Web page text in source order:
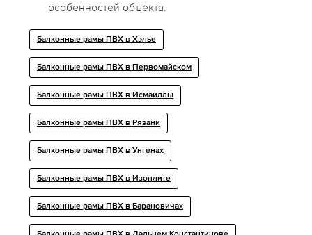
особенностей объекта.
Балконные рамы ПВХ в Хэлье
Балконные рамы ПВХ в Первомайском
Балконные рамы ПВХ в Исмаиллы
Балконные рамы ПВХ в Рязани
Балконные рамы ПВХ в Унгенах
Балконные рамы ПВХ в Изоплите
Балконные рамы ПВХ в Барановичах